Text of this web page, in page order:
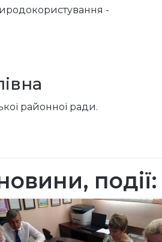
-
районної ради.
події: